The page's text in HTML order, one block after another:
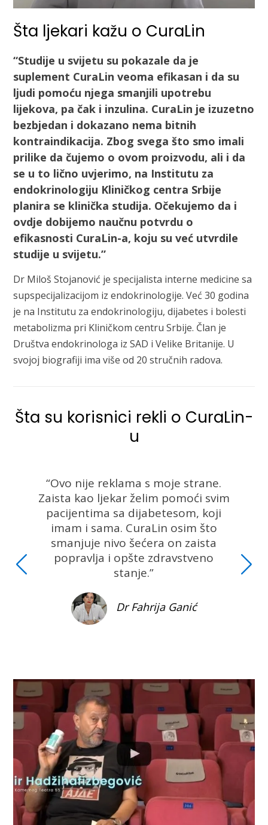
Šta ljekari kažu o CuraLin
“Studije u svijetu su pokazale da je
suplement CuraLin veoma efikasan i da su
ljudi pomoću njega smanjili upotrebu
lijekova, pa čak i inzulina. CuraLin je izuzetno
bezbjedan i dokazano nema bitnih
kontraindikacija. Zbog svega što smo imali
prilike da čujemo o ovom proizvodu, ali i da
se u to lično uvjerimo, na Institutu za
endokrinologiju Kliničkog centra Srbije
planira se klinička studija. Očekujemo da i
ovdje dobijemo naučnu potvrdu o
efikasnosti CuraLin-a, koju su već utvrdile
studije u svijetu.”
Dr Miloš Stojanović je specijalista interne medicine sa
supspecijalizacijom iz endokrinologije. Već 30 godina
je na Institutu za endokrinologiju, dijabetes i bolesti
metabolizma pri Kliničkom centru Srbije. Član je
Društva endokrinologa iz SAD i Velike Britanije. U
svojoj biografiji ima više od 20 stručnih radova.
Šta su korisnici rekli o CuraLin-
u
“Ovo nije reklama s moje strane.
Zaista kao ljekar želim pomoći svim
pacijentima sa dijabetesom, koji
imam i sama. CuraLin osim što
smanjuje nivo šećera on zaista
popravlja i opšte zdravstveno
stanje.”
Dr Fahrija Ganić